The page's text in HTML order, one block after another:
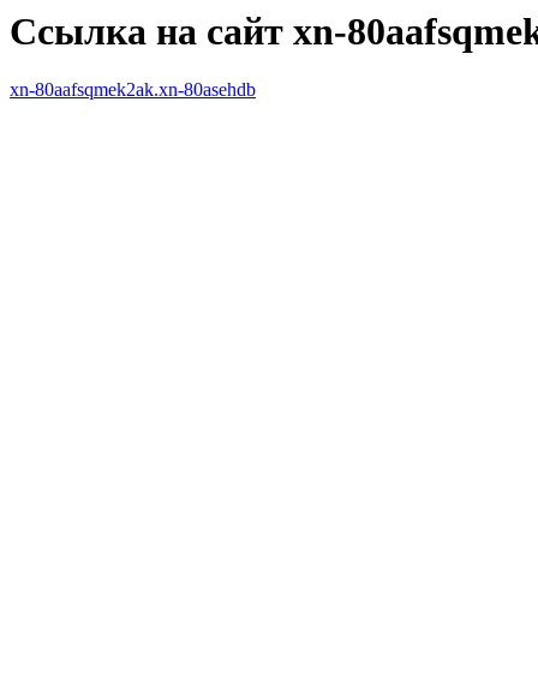
Ссылка на сайт xn-
xn-80aafsqmek2ak.xn-80asehdb